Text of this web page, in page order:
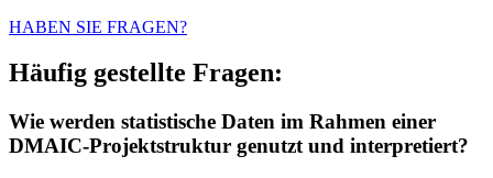
HABEN SIE FRAGEN?
Häufig gestellte Fragen:
Wie werden statistische Daten im Rahmen einer
DMAIC-Projektstruktur genutzt und interpretiert?